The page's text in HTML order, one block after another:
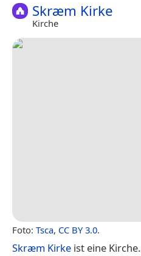
Skræm Kirke
Kirche
Foto: Tsca, CC BY 3.0.
Skræm Kirke ist eine Kirche.